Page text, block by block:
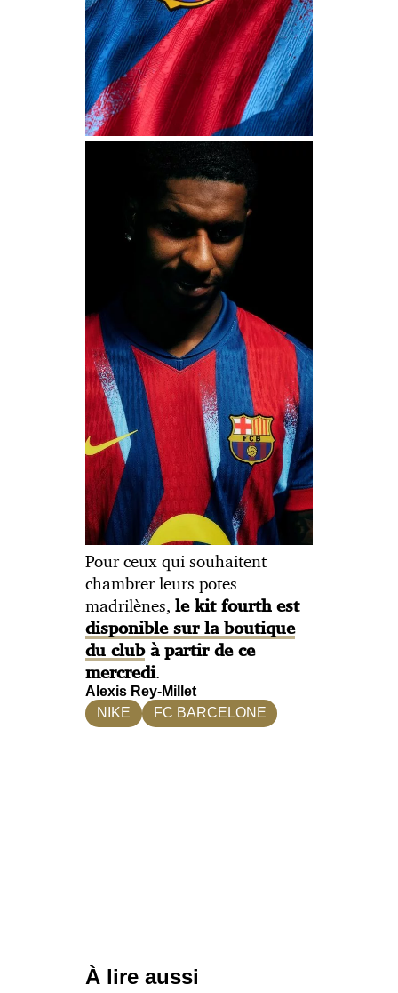
Pour ceux qui souhaitent
chambrer leurs potes
madrilènes,le kit fourth est
disponible sur la boutique
du clubà partir de ce
mercredi.
Alexis Rey-Millet
NIKE
FC BARCELONE
À lire aussi